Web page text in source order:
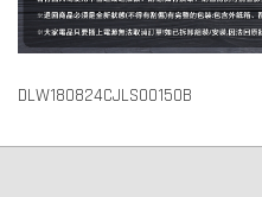
DLW180824CJLS00150B